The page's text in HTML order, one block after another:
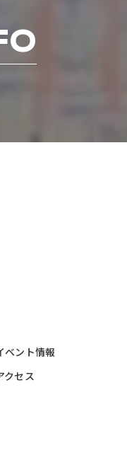
ベント情報
クセス